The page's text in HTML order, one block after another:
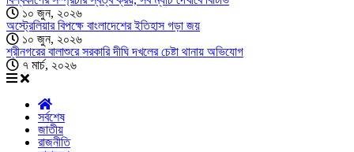
১০ জুন, ২০২৬
অস্ট্রেলিয়ার বিপক্ষে বাংলাদেশের ইতিহাস গড়া জয়
১০ জুন, ২০২৬
শ্রীনগরের বালাশুরে সরকারি দীঘি দখলের চেষ্টা থানায় অভিযোগ
৭ মার্চ, ২০২৬
সর্বশেষ
জাতীয়
রাজনীতি